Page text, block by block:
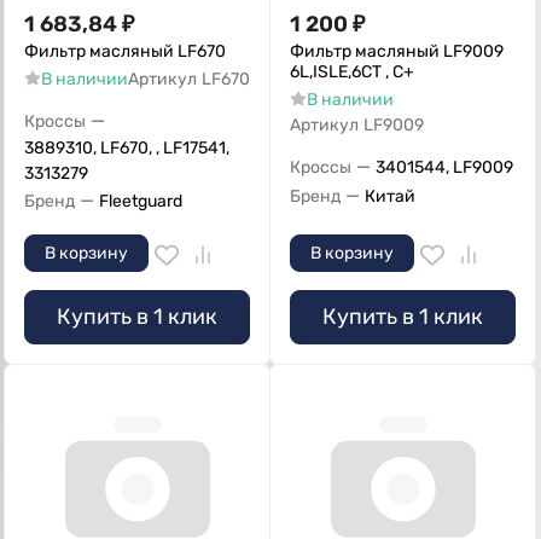
1 683,84₽
Фильтр масляный LF670
В наличииАртикул LF670
Кроссы —
3889310, LF670, , LF17541,
3313279
Бренд — Fleetguard
В корзину
Купить в 1 клик
1 200 ₽
Фильтр масляный LF9009
6L,ISLE,6CT , С+
В наличии
Артикул LF9009
Кроссы — 3401544, LF9009
Бренд — Китай
В корзину
Купить в 1 клик